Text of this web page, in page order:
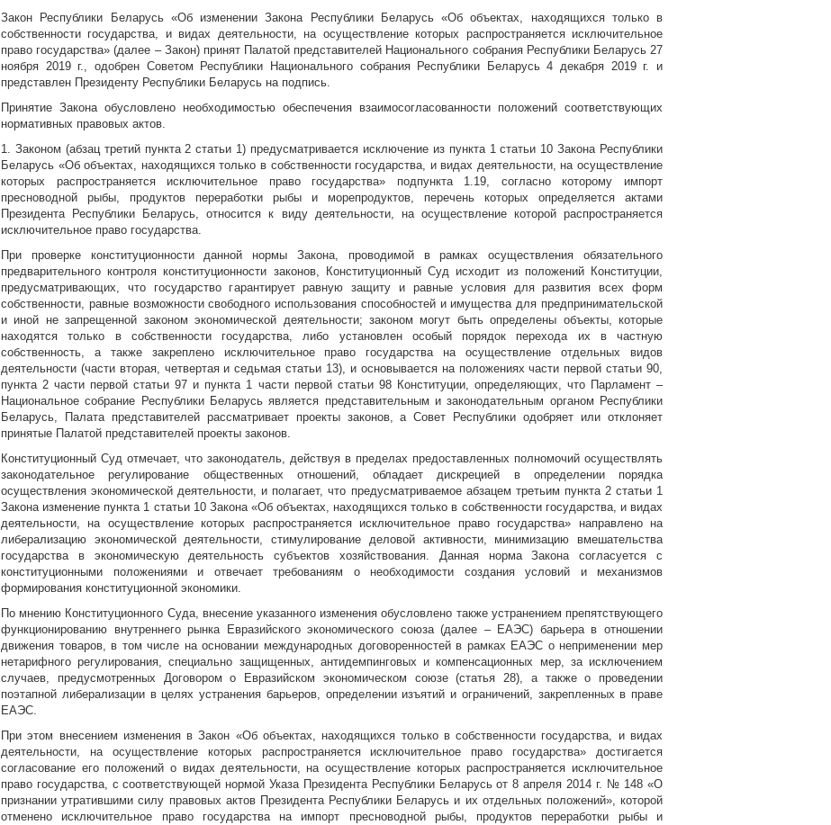
Закон Республики Беларусь «Об изменении Закона Республики Беларусь «Об объектах, находящихся только в
собственности государства, и видах деятельности, на осуществление которых распространяется исключительное
право государства» (далее – Закон) принят Палатой представителей Национального собрания Республики Беларусь 27
ноября 2019 г., одобрен Советом Республики Национального собрания Республики Беларусь 4 декабря 2019 г. и
представлен Президенту Республики Беларусь на подпись.
Принятие Закона обусловлено необходимостью обеспечения взаимосогласованности положений соответствующих
нормативных правовых актов.
1. Законом (абзац третий пункта 2 статьи 1) предусматривается исключение из пункта 1 статьи 10 Закона Республики
Беларусь «Об объектах, находящихся только в собственности государства, и видах деятельности, на осуществление
которых распространяется исключительное право государства» подпункта 1.19, согласно которому импорт
пресноводной рыбы, продуктов переработки рыбы и морепродуктов, перечень которых определяется актами
Президента Республики Беларусь, относится к виду деятельности, на осуществление которой распространяется
исключительное право государства.
При проверке конституционности данной нормы Закона, проводимой в рамках осуществления обязательного
предварительного контроля конституционности законов, Конституционный Суд исходит из положений Конституции,
предусматривающих, что государство гарантирует равную защиту и равные условия для развития всех форм
собственности, равные возможности свободного использования способностей и имущества для предпринимательской
и иной не запрещенной законом экономической деятельности; законом могут быть определены объекты, которые
находятся только в собственности государства, либо установлен особый порядок перехода их в частную
собственность, а также закреплено исключительное право государства на осуществление отдельных видов
деятельности (части вторая, четвертая и седьмая статьи 13), и основывается на положениях части первой статьи 90,
пункта 2 части первой статьи 97 и пункта 1 части первой статьи 98 Конституции, определяющих, что Парламент –
Национальное собрание Республики Беларусь является представительным и законодательным органом Республики
Беларусь, Палата представителей рассматривает проекты законов, а Совет Республики одобряет или отклоняет
принятые Палатой представителей проекты законов.
Конституционный Суд отмечает, что законодатель, действуя в пределах предоставленных полномочий осуществлять
законодательное регулирование общественных отношений, обладает дискрецией в определении порядка
осуществления экономической деятельности, и полагает, что предусматриваемое абзацем третьим пункта 2 статьи 1
Закона изменение пункта 1 статьи 10 Закона «Об объектах, находящихся только в собственности государства, и видах
деятельности, на осуществление которых распространяется исключительное право государства» направлено на
либерализацию экономической деятельности, стимулирование деловой активности, минимизацию вмешательства
государства в экономическую деятельность субъектов хозяйствования. Данная норма Закона согласуется с
конституционными положениями и отвечает требованиям о необходимости создания условий и механизмов
формирования конституционной экономики.
По мнению Конституционного Суда, внесение указанного изменения обусловлено также устранением препятствующего
функционированию внутреннего рынка Евразийского экономического союза (далее – ЕАЭС) барьера в отношении
движения товаров, в том числе на основании международных договоренностей в рамках ЕАЭС о неприменении мер
нетарифного регулирования, специально защищенных, антидемпинговых и компенсационных мер, за исключением
случаев, предусмотренных Договором о Евразийском экономическом союзе (статья 28), а также о проведении
поэтапной либерализации в целях устранения барьеров, определении изъятий и ограничений, закрепленных в праве
ЕАЭС.
При этом внесением изменения в Закон «Об объектах, находящихся только в собственности государства, и видах
деятельности, на осуществление которых распространяется исключительное право государства» достигается
согласование его положений о видах деятельности, на осуществление которых распространяется исключительное
право государства, с соответствующей нормой Указа Президента Республики Беларусь от 8 апреля 2014 г. № 148 «О
признании утратившими силу правовых актов Президента Республики Беларусь и их отдельных положений», которой
отменено исключительное право государства на импорт пресноводной рыбы, продуктов переработки рыбы и